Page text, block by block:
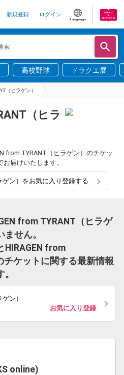
新規登録 ログイン
Language
高校野球 ドラクエ展
（ヒラゲン）
（ヒラ
from TYRANT（ヒラゲン）のチケッ
届けいたします。
ゲン）をお気に入り登録する
from TYRANT（ヒラゲ
せん。
HIRAGEN from
チケットに関する最新情報
ン）
お気に入り登録
online)